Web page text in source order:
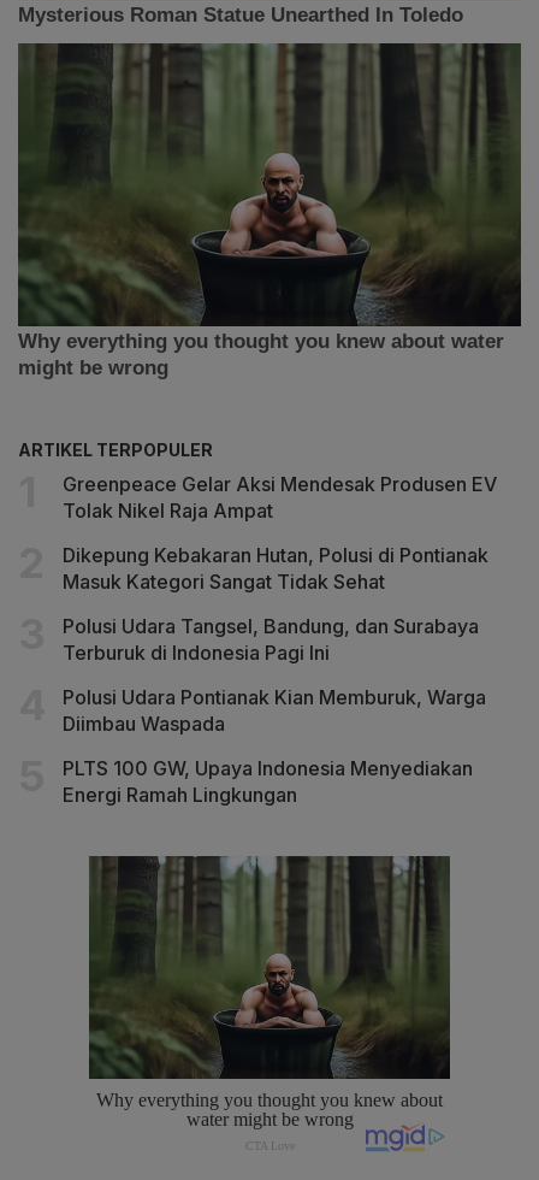
ARTIKEL TERPOPULER
Greenpeace Gelar Aksi Mendesak Produsen EV
Tolak Nikel Raja Ampat
Dikepung Kebakaran Hutan, Polusi di Pontianak
Masuk Kategori Sangat Tidak Sehat
Polusi Udara Tangsel, Bandung, dan Surabaya
Terburuk di Indonesia Pagi Ini
Polusi Udara Pontianak Kian Memburuk, Warga
Diimbau Waspada
PLTS 100 GW, Upaya Indonesia Menyediakan
Energi Ramah Lingkungan